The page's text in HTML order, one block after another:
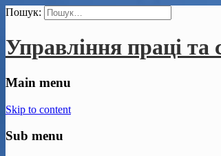
Пошук:
Управління праці та
Main menu
Skip to content
Sub menu